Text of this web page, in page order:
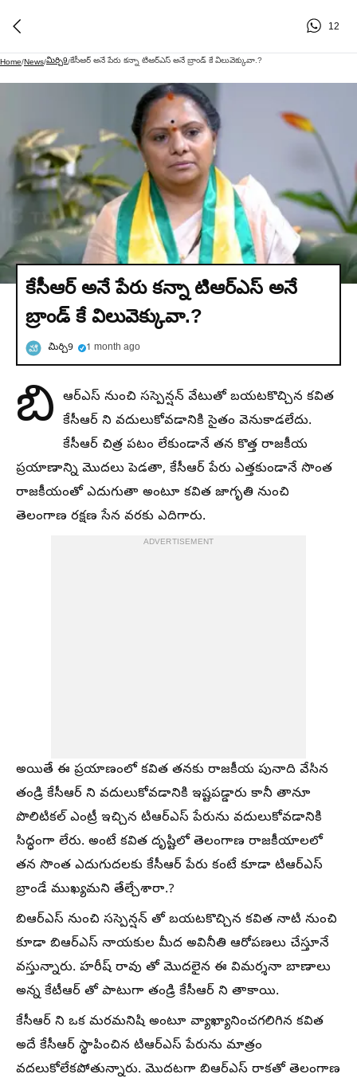
12
Home/News/మిర్చి9/కేసీఆర్ అనే పేరు కన్నా టిఆర్ఎస్ అనే బ్రాండ్ కే విలువెక్కువా.?
కేసీఆర్ అనే పేరు కన్నా టిఆర్ఎస్ అనే
బ్రాండ్ కే విలువెక్కువా.?
మిర్చి9 1 month ago
బి ఆర్ఎస్ నుంచి సస్పెన్షన్ వేటుతో బయటకొచ్చిన కవిత
కేసీఆర్ ని వదులుకోవడానికి సైతం వెనుకాడలేదు.
కేసీఆర్ చిత్ర పటం లేకుండానే తన కొత్త రాజకీయ
ప్రయాణాన్ని మొదలు పెడతా, కేసీఆర్ పేరు ఎత్తకుండానే సొంత
రాజకీయంతో ఎదుగుతా అంటూ కవిత జాగృతి నుంచి
తెలంగాణ రక్షణ సేన వరకు ఎదిగారు.
ADVERTISEMENT
అయితే ఈ ప్రయాణంలో కవిత తనకు రాజకీయ పునాది వేసిన
తండ్రి కేసీఆర్ ని వదులుకోవడానికి ఇష్టపడ్డారు కానీ తానూ
పొలిటికల్ ఎంట్రీ ఇచ్చిన టిఆర్ఎస్ పేరును వదులుకోవడానికి
సిద్ధంగా లేరు. అంటే కవిత దృష్టిలో తెలంగాణ రాజకీయాలలో
తన సొంత ఎదుగుదలకు కేసీఆర్ పేరు కంటే కూడా టిఆర్ఎస్
బ్రాండే ముఖ్యమని తేల్చేశారా.?
బిఆర్ఎస్ నుంచి సస్పెన్షన్ తో బయటకొచ్చిన కవిత నాటి నుంచి
కూడా బిఆర్ఎస్ నాయకుల మీద అవినీతి ఆరోపణలు చేస్తూనే
వస్తున్నారు. హరీష్ రావు తో మొదలైన ఈ విమర్శనా బాణాలు
అన్న కేటీఆర్ తో పాటుగా తండ్రి కేసీఆర్ ని తాకాయి.
కేసీఆర్ ని ఒక మరమనిషి అంటూ వ్యాఖ్యానించగలిగిన కవిత
అదే కేసీఆర్ స్థాపించిన టిఆర్ఎస్ పేరును మాత్రం
వదలుకోలేకపోతున్నారు. మొదటగా బిఆర్ఎస్ రాకతో తెలంగాణ